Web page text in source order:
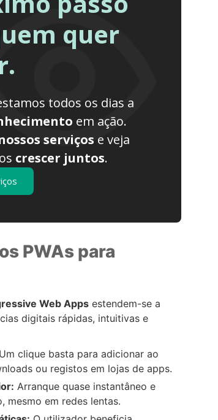
quer
todos os dias a
em ação.
serviços e veja
crescer juntos.
PWAs para
Web Apps estendem-se a
digitais rápidas, intuitivas e
Um clique basta para adicionar ao
ou registos em lojas de apps.
Arranque quase instantâneo e
mesmo em redes lentas.